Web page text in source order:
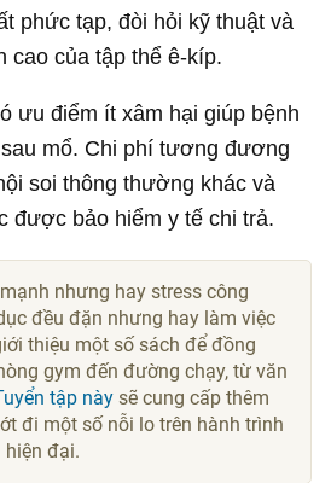
phức tạp, đòi hỏi kỹ thuật và
cao của tập thể ê-kíp.
ưu điểm ít xâm hại giúp bệnh
mổ. Chi phí tương đương
soi thông thường khác và
được bảo hiểm y tế chi trả.
nhưng hay stress công
đều đặn nhưng hay làm việc
thiệu một số sách để đồng
gym đến đường chạy, từ văn
tập này sẽ cung cấp thêm
đi một số nỗi lo trên hành trình
hiện đại.